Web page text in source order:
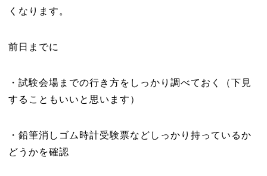
くなります。
前日までに
・試験会場までの行き方をしっかり調べておく（下見
することもいいと思います）
・鉛筆消しゴム時計受験票などしっかり持っているか
どうかを確認